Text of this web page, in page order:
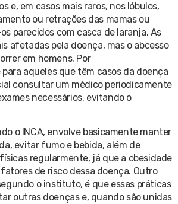
e, em casos mais raros, nos lóbulos,
ou retrações das mamas ou
parecidos com casca de laranja. As
afetadas pela doença, mas o abcesso
em homens. Por
aqueles que têm casos da doença
consultar um médico periodicamente
necessários, evitando o
o INCA, envolve basicamente manter
evitar fumo e bebida, além de
regularmente, já que a obesidade
de risco dessa doença. Outro
o instituto, é que essas práticas
outras doenças e, quando são unidas